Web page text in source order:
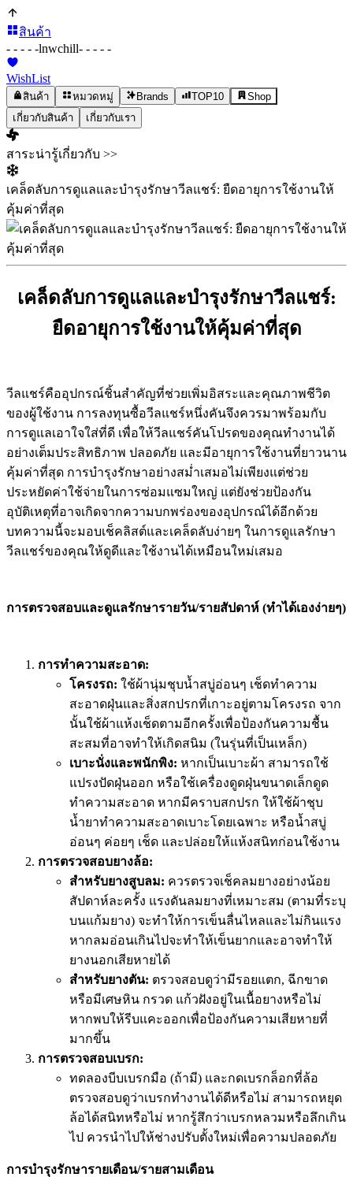
สินค้า
- - - - -lnwchill- - - - -
WishList
สินค้า หมวดหมู่ Brands TOP10
Shop
เกี่ยวกับสินค้า
เกี่ยวกับเรา
สาระน่ารู้เกี่ยวกับ >>
เคล็ดลับการดูแลและบำรุงรักษาวีลแชร์: ยืดอายุการใช้งานให้
คุ้มค่าที่สุด
เคล็ดลับการดูแลและบำรุงรักษาวีลแชร์:
ยืดอายุการใช้งานให้คุ้มค่าที่สุด
วีลแชร์คืออุปกรณ์ชิ้นสำคัญที่ช่วยเพิ่มอิสระและคุณภาพชีวิต
ของผู้ใช้งาน การลงทุนซื้อวีลแชร์หนึ่งคันจึงควรมาพร้อมกับ
การดูแลเอาใจใส่ที่ดี เพื่อให้วีลแชร์คันโปรดของคุณทำงานได้
อย่างเต็มประสิทธิภาพ ปลอดภัย และมีอายุการใช้งานที่ยาวนาน
คุ้มค่าที่สุด การบำรุงรักษาอย่างสม่ำเสมอไม่เพียงแต่ช่วย
ประหยัดค่าใช้จ่ายในการซ่อมแซมใหญ่ แต่ยังช่วยป้องกัน
อุบัติเหตุที่อาจเกิดจากความบกพร่องของอุปกรณ์ได้อีกด้วย
บทความนี้จะมอบเช็คลิสต์และเคล็ดลับง่ายๆ ในการดูแลรักษา
วีลแชร์ของคุณให้ดูดีและใช้งานได้เหมือนใหม่เสมอ
การตรวจสอบและดูแลรักษารายวัน/รายสัปดาห์ (ทำได้เองง่ายๆ)
การทำความสะอาด:
โครงรถ: ใช้ผ้านุ่มชุบน้ำสบู่อ่อนๆ เช็ดทำความ
สะอาดฝุ่นและสิ่งสกปรกที่เกาะอยู่ตามโครงรถ จาก
นั้นใช้ผ้าแห้งเช็ดตามอีกครั้งเพื่อป้องกันความชื้น
สะสมที่อาจทำให้เกิดสนิม (ในรุ่นที่เป็นเหล็ก)
เบาะนั่งและพนักพิง: หากเป็นเบาะผ้า สามารถใช้
แปรงปัดฝุ่นออก หรือใช้เครื่องดูดฝุ่นขนาดเล็กดูด
ทำความสะอาด หากมีคราบสกปรก ให้ใช้ผ้าชุบ
น้ำยาทำความสะอาดเบาะโดยเฉพาะ หรือน้ำสบู่
อ่อนๆ ค่อยๆ เช็ด และปล่อยให้แห้งสนิทก่อนใช้งาน
การตรวจสอบยางล้อ:
สำหรับยางสูบลม: ควรตรวจเช็คลมยางอย่างน้อย
สัปดาห์ละครั้ง แรงดันลมยางที่เหมาะสม (ตามที่ระบุ
บนแก้มยาง) จะทำให้การเข็นลื่นไหลและไม่กินแรง
หากลมอ่อนเกินไปจะทำให้เข็นยากและอาจทำให้
ยางนอกเสียหายได้
สำหรับยางตัน: ตรวจสอบดูว่ามีรอยแตก, ฉีกขาด
หรือมีเศษหิน กรวด แก้วฝังอยู่ในเนื้อยางหรือไม่
หากพบให้รีบแคะออกเพื่อป้องกันความเสียหายที่
มากขึ้น
การตรวจสอบเบรก:
ทดลองบีบเบรกมือ (ถ้ามี) และกดเบรกล็อกที่ล้อ
ตรวจสอบดูว่าเบรกทำงานได้ดีหรือไม่ สามารถหยุด
ล้อได้สนิทหรือไม่ หากรู้สึกว่าเบรกหลวมหรือลึกเกิน
ไป ควรนำไปให้ช่างปรับตั้งใหม่เพื่อความปลอดภัย
การบำรุงรักษารายเดือน/รายสามเดือน